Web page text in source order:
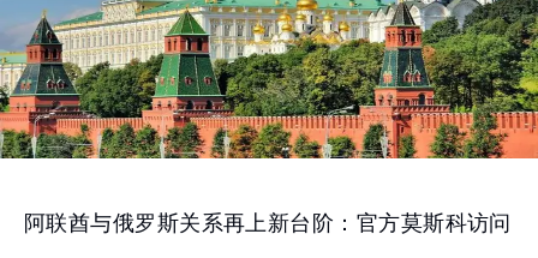
阿联酋与俄罗斯关系再上新台阶：官方莫斯科访问